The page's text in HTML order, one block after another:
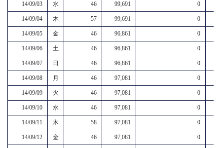
14/09/03 水 46 99,691 0
14/09/04 木 57 99,691 0
14/09/05 金 46 96,861 0
14/09/06 土 46 96,861 0
14/09/07 日 46 96,861 0
14/09/08 月 46 97,081 0
14/09/09 火 46 97,081 0
14/09/10 水 46 97,081 0
14/09/11 木 58 97,081 0
14/09/12 金 46 97,081 0